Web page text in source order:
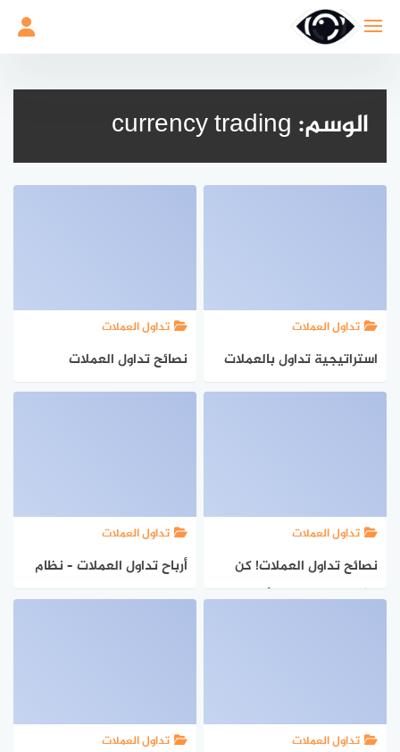
الوسم: currency trading
تداول العملات
استراتيجية تداول بالعملات
مربحة
تداول العملات
نصائح تداول العملات
للمبتدئين
تداول العملات
نصائح تداول العملات! كن
ثريًا! ما الذي تبيعه أو تشتريه
العملات
تداول العملات
أرباح تداول العملات – نظام
التداول البسيط يحقق
تداول العملات تداول العملات